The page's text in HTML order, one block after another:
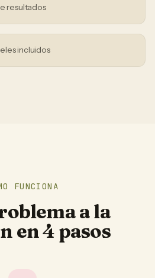
resultados
incluidos
FUNCIONA
a la
en 4 pasos